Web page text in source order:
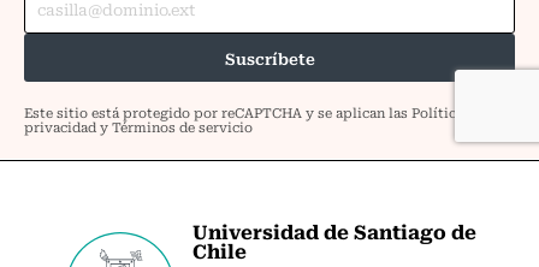
Universidad de Santiago de
Chile